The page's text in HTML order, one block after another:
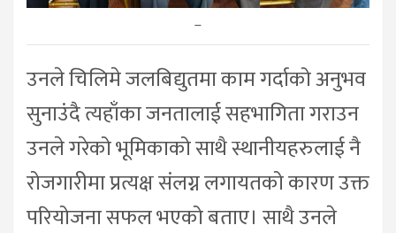
–
उनले चिलिमे जलबिद्युतमा काम गर्दाको अनुभव
सुनाउंदै त्यहाँका जनतालाई सहभागिता गराउन
उनले गरेको भूमिकाको साथै स्थानीयहरुलाई नै
रोजगारीमा प्रत्यक्ष संलग्न लगायतको कारण उक्त
परियोजना सफल भएको बताए। साथै उनले